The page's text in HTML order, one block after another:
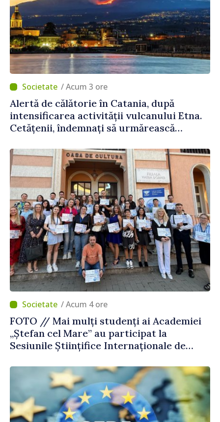
/ Acum 3 ore
Alertă de călătorie în Catania, după
intensificarea activității vulcanului Etna.
Cetățenii, îndemnați să urmărească
/ Acum 4 ore
FOTO // Mai mulți studenți ai Academiei
„Ștefan cel Mare” au participat la
Sesiunile Științifice Internaționale de